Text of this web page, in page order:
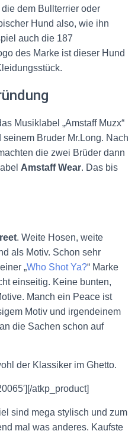
dem Bullterrier oder
Hund also, wie ihn
auch die 187
des Marke ist dieser Hund
Musiklabel „Amstaff Muzx“
Bruder Mr.Long. Nach
die zwei Brüder dann
Amstaff Wear. Das bis
. Weite Hosen, weite
als Motiv. Schon sehr
„Who Shot Ya?“ Marke
einseitig. Keine bunten,
Manch ein Peace ist
Motiv und irgendeinem
die Sachen schon auf
der Klassiker im Ghetto.
atkp_product]
sind mega stylisch und zum
mal was anderes. Kaufste